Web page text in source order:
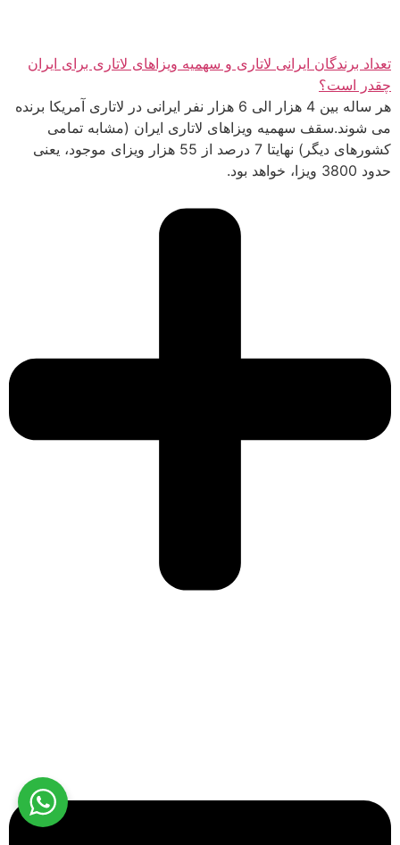
تعداد برندگان ایرانی لاتاری و سهمیه ویزاهای لاتاری برای ایران
چقدر است؟
هر ساله بین 4 هزار الی 6 هزار نفر ایرانی در لاتاری آمریکا برنده
می شوند.سقف سهمیه ویزاهای لاتاری ایران (مشابه تمامی
کشورهای دیگر) نهایتا 7 درصد از 55 هزار ویزای موجود، یعنی
حدود 3800 ویزا، خواهد بود.